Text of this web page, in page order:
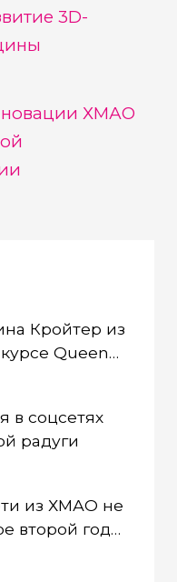
3D-
ХМАО
Кройтер из
Queen
в соцсетях
радуги
из ХМАО не
второй год